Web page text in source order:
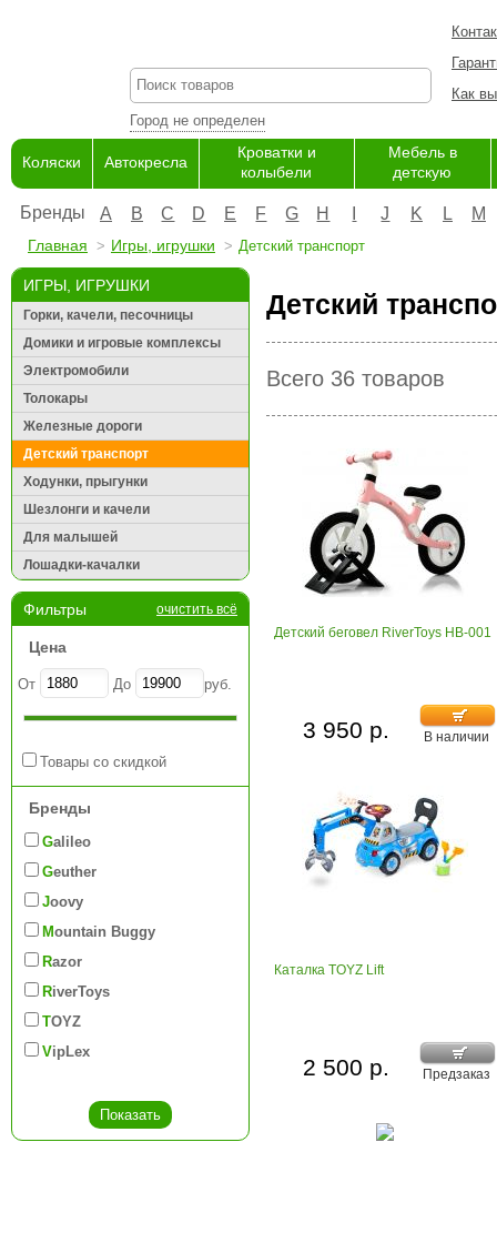
Город не определен
Как
Коляски Автокресла
Кроватки и
колыбели
Мебель в
детскую
Бренды A B C D E F G H J K L M
Главная Игры, игрушки Детский транспорт
ИГРЫ, ИГРУШКИ
Горки, качели, песочницы
Домики и игровые комплексы
Электромобили
Толокары
Железные дороги
Детский транспорт
Ходунки, прыгунки
Шезлонги и качели
Для малышей
Лошадки-качалки
Фильтры очистить всё
Цена
От До руб.
Товары со скидкой
Бренды
Galileo
Geuther
Joovy
Mountain Buggy
Razor
RiverToys
TOYZ
VipLex
Детский
Всего 36 товаров
Детский беговел RiverToys HB-001
В наличии
3 950 р.
Каталка TOYZ Lift
Предзаказ
2 500 р.